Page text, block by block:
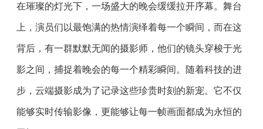
在璀璨的灯光下，一场盛大的晚会缓缓拉开序幕。舞台
上，演员们以最饱满的热情演绎着每一个瞬间，而在这
背后，有一群默默无闻的摄影师，他们的镜头穿梭于光
影之间，捕捉着晚会的每一个精彩瞬间。随着科技的进
步，云端摄影成为了记录这些珍贵时刻的新宠。它不仅
能够实时传输影像，更能够让每一帧画面都成为永恒的